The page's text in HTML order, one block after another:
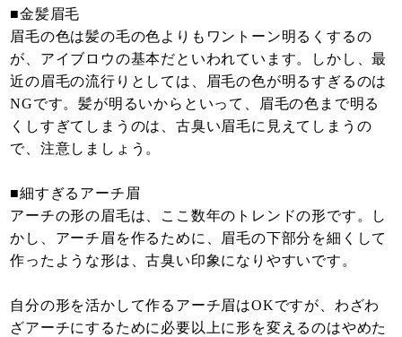
■金髪眉毛
眉毛の色は髪の毛の色よりもワントーン明るくするの
が、アイブロウの基本だといわれています。しかし、最
近の眉毛の流行りとしては、眉毛の色が明るすぎるのは
NGです。髪が明るいからといって、眉毛の色まで明る
くしすぎてしまうのは、古臭い眉毛に見えてしまうの
で、注意しましょう。
■細すぎるアーチ眉
アーチの形の眉毛は、ここ数年のトレンドの形です。し
かし、アーチ眉を作るために、眉毛の下部分を細くして
作ったような形は、古臭い印象になりやすいです。
自分の形を活かして作るアーチ眉はOKですが、わざわ
ざアーチにするために必要以上に形を変えるのはやめた